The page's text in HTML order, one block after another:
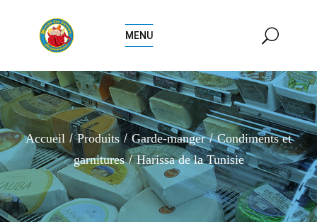
MENU
Accueil Produits Garde-manger
Condiments et
garnitures
Harissa de la Tunisie